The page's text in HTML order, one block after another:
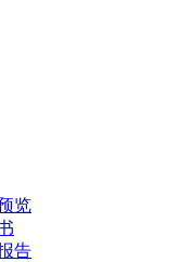
览
告